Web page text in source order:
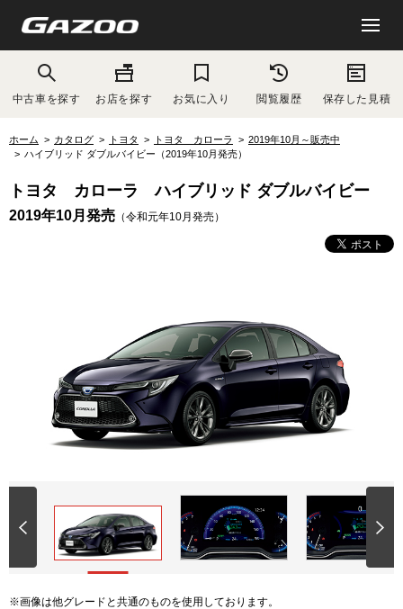
中古車を探す お店を探す お気に入り 閲覧履歴 保存した見積
ホーム カタログ トヨタ トヨタ カローラ
2019年10月～販売中
ハイブリッド ダブルバイビー（2019年10月発売）
トヨタ カローラ ハイブリッド ダブルバイビー
2019年10月発売 （令和元年10月発売）
画像は他グレードと共通のものを使用しております。